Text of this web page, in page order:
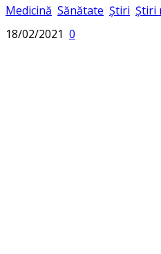
Medicină Sănătate Știri Știri
18/02/2021 0